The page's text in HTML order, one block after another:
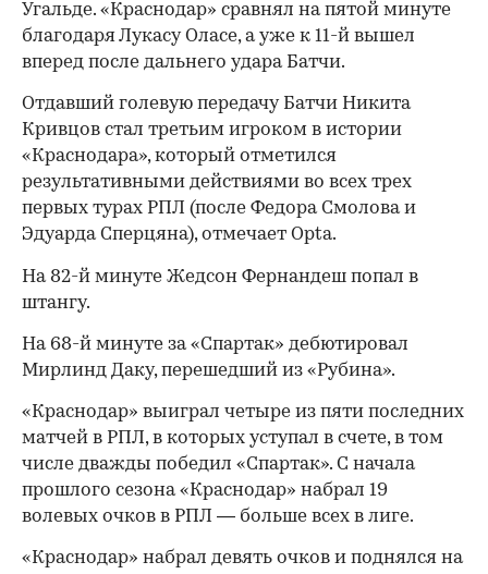
Угальде. «Краснодар» сравнял на пятой минуте
благодаря Лукасу Оласе, а уже к 11-й вышел
вперед после дальнего удара Батчи.
Отдавший голевую передачу Батчи Никита
Кривцов стал третьим игроком в истории
«Краснодара», который отметился
результативными действиями во всех трех
первых турах РПЛ (после Федора Смолова и
Эдуарда Сперцяна), отмечает Opta.
00:00 / 00:00
На 82-й минуте Жедсон Фернандеш попал в
штангу.
На 68-й минуте за «Спартак» дебютировал
Мирлинд Даку, перешедший из «Рубина».
«Краснодар» выиграл четыре из пяти последних
матчей в РПЛ, в которых уступал в счете, в том
числе дважды победил «Спартак». С начала
прошлого сезона «Краснодар» набрал 19
волевых очков в РПЛ — больше всех в лиге.
«Краснодар» набрал девять очков и поднялся на